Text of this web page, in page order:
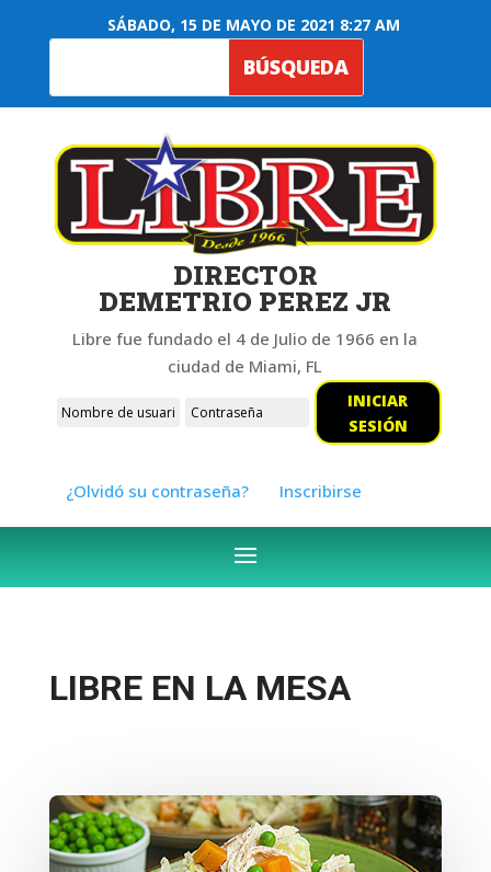
SÁBADO, 15 DE MAYO DE 2021 8:27 AM
DIRECTOR
DEMETRIO PEREZ JR
Libre fue fundado el 4 de Julio de 1966 en la
ciudad de Miami, FL
INICIAR
SESIÓN
¿Olvidó su contraseña? Inscribirse
LIBRE EN LA MESA